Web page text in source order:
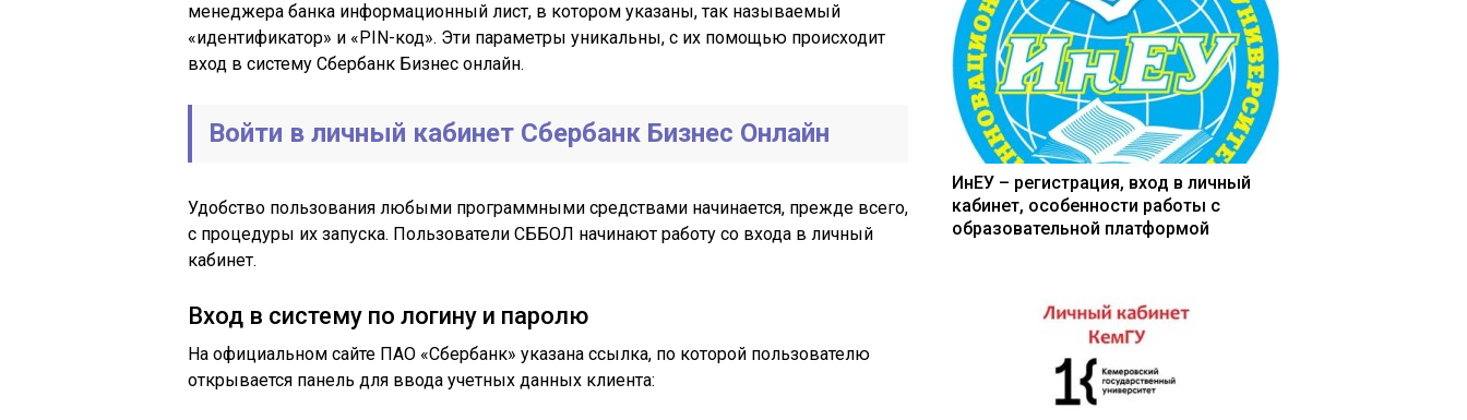
менеджера банка информационный лист, в котором указаны, так называемый
«идентификатор» и «PIN-код». Эти параметры уникальны, с их помощью происходит
вход в систему Сбербанк Бизнес онлайн.
Войти в личный кабинет Сбербанк Бизнес Онлайн
Удобство пользования любыми программными средствами начинается, прежде всего,
с процедуры их запуска. Пользователи СББОЛ начинают работу со входа в личный
кабинет.
Вход в систему по логину и паролю
На официальном сайте ПАО «Сбербанк» указана ссылка, по которой пользователю
открывается панель для ввода учетных данных клиента:
ИнЕУ – регистрация, вход в личный
кабинет, особенности работы с
образовательной платформой